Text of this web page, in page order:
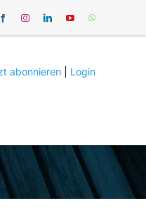
abonnieren Login